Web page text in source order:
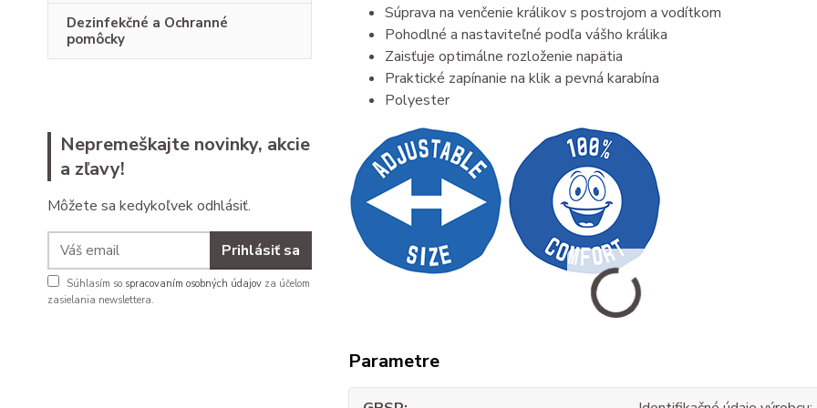
Dezinfekčné a Ochranné
pomôcky
Nepremeškajte novinky, akcie
a zľavy!
Môžete sa kedykoľvek odhlásiť.
Prihlásiť sa
Súhlasím so spracovaním osobných údajov za účelom
zasielania newslettera.
Súprava na venčenie králikov s postrojom a vodítkom
Pohodlné a nastaviteľné podľa vášho králika
Zaisťuje optimálne rozloženie napätia
Praktické zapínanie na klik a pevná karabína
Polyester
Parametre